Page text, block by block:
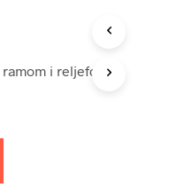
T
i reljefom,